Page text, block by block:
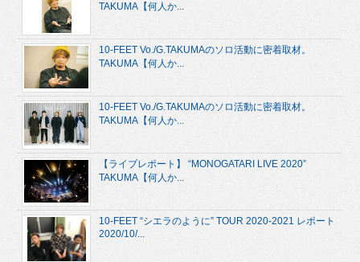
TAKUMA【何人か...
10-FEET Vo./G.TAKUMAのソロ活動に密着取材。
TAKUMA【何人か...
10-FEET Vo./G.TAKUMAのソロ活動に密着取材。
TAKUMA【何人か...
【ライブレポート】 “MONOGATARI LIVE 2020”
TAKUMA【何人か...
10-FEET “シエラのように” TOUR 2020-2021 レポート
2020/10/...